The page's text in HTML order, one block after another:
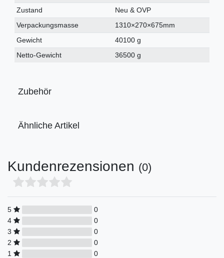
Merkmal
Zustand
Neu & OVP
Verpackungsmasse
1310×270×675mm
Gewicht
40100 g
Netto-Gewicht
36500 g
Zubehör
Ähnliche Artikel
Kundenrezensionen (0)
5
0
4
0
3
0
2
0
1
0